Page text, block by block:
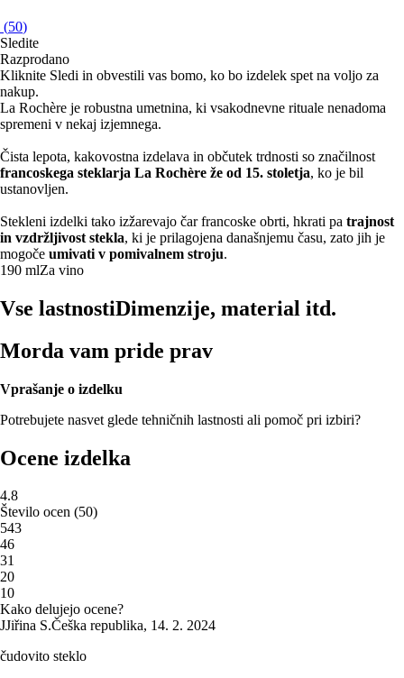
(50)
Sledite
Razprodano
Kliknite Sledi in obvestili vas bomo, ko bo izdelek spet na voljo za
nakup.
La Rochère je robustna umetnina, ki vsakodnevne rituale nenadoma
spremeni v nekaj izjemnega.
Čista lepota, kakovostna izdelava in občutek trdnosti so značilnost
francoskega steklarja La Rochère že od 15. stoletja, ko je bil
ustanovljen.
Stekleni izdelki tako izžarevajo čar francoske obrti, hkrati pa trajnost
in vzdržljivost stekla, ki je prilagojena današnjemu času, zato jih je
mogoče umivati v pomivalnem stroju.
190 mlZa vino
Vse lastnostiDimenzije, material itd.
Morda vam pride prav
Vprašanje o izdelku
Potrebujete nasvet glede tehničnih lastnosti ali pomoč pri izbiri?
Ocene izdelka
4.8
Število ocen (50)
543
46
31
20
10
Kako delujejo ocene?
JJiřina S.Češka republika, 14. 2. 2024
čudovito steklo